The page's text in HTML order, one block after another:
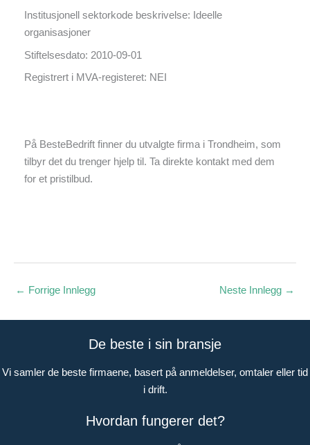
Institusjonell sektorkode beskrivelse: Ideelle
organisasjoner
Stiftelsesdato: 2010-09-01
Registrert i MVA-registeret: NEI
På BesteBedrift finner du utvalgte firma i Trondheim, som
tilbyr det du trenger hjelp til. Ta direkte kontakt med dem
for et pristilbud.
← Forrige Innlegg Neste Innlegg →
De beste i sin bransje
Vi samler de beste firmaene, basert på anmeldelser, omtaler eller tid
i drift.
Hvordan fungerer det?